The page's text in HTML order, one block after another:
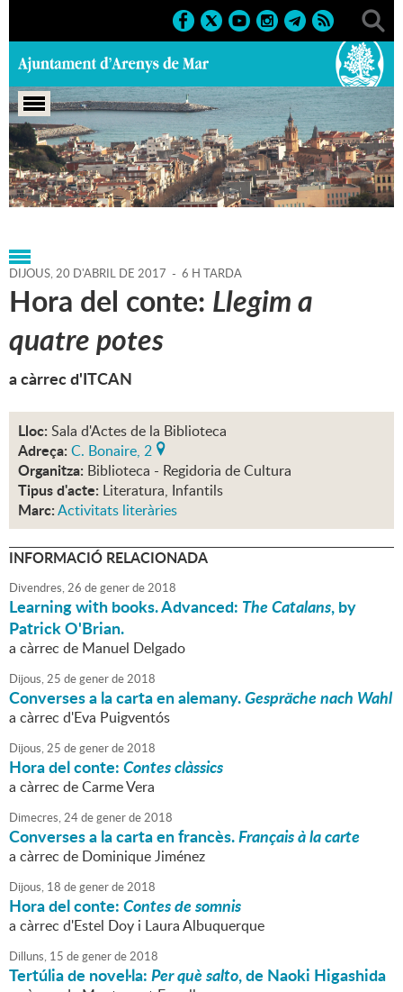
Portada > Agenda > 20-04-
2017 > Marcs > 2017 > Activitats literàries
DIJOUS,20 D'ABRIL DE 2017 - 6 H TARDA
Hora del conte: Llegim a
quatre potes
a càrrec d'ITCAN
Lloc: Sala d'Actes de la Biblioteca
Adreça: C. Bonaire, 2
Organitza: Biblioteca - Regidoria de Cultura
Tipus d'acte: Literatura, Infantils
Marc:Activitats literàries
INFORMACIÓ RELACIONADA
Divendres,26 degenerde2018
Learning with books. Advanced: The Catalans, by
Patrick O'Brian.
a càrrec de Manuel Delgado
Dijous,25 degenerde2018
Converses a la carta en alemany.Gespräche nach Wahl
a càrrec d'Eva Puigventós
Dijous,25 degenerde2018
Hora del conte:Contes clàssics
a càrrec de Carme Vera
Dimecres,24degenerde2018
Converses a la carta en francès.Français à la carte
a càrrec de Dominique Jiménez
Dijous, 18 degenerde2018
Hora del conte:Contes de somnis
a càrrec d'Estel Doy i Laura Albuquerque
Dilluns, 15 degenerde2018
Tertúlia de novel·la:Per què salto, de Naoki Higashida